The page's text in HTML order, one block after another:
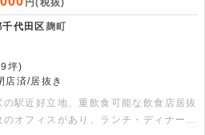
円(税抜)
代田区麹町
坪)
店済/居抜き
駅近好立地、重飲食可能な飲食店居抜
オフィスがあり、ランチ・ディナーと